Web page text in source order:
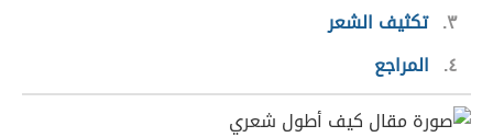
٣ تكثيف الشعر
٤
المراجع